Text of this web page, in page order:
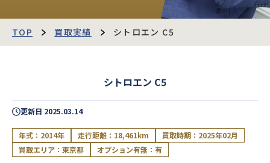
運営会社
最強買取マガジン
TOP 買取実績 シトロエン C5
シトロエン C5
更新日 2025.03.14
年式：2014年 走行距離：18,461km
買取時期：2025年02月
買取エリア：東京都
オプション有無：有